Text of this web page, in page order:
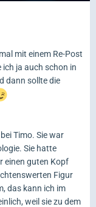
mit einem Re-Post
ja auch schon in
dann sollte die
Timo. Sie war
Sie hatte
einen guten Kopf
Figur
das kann ich im
weil sie zu dem